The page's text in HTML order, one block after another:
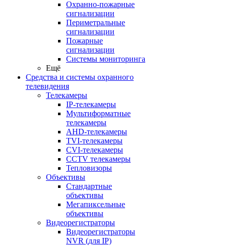
Охранно-пожарные
сигнализации
Периметральные
сигнализации
Пожарные
сигнализации
Системы мониторинга
Ещё
Средства и системы охранного
телевидения
Телекамеры
IP-телекамеры
Мультиформатные
телекамеры
AHD-телекамеры
TVI-телекамеры
CVI-телекамеры
CCTV телекамеры
Тепловизоры
Объективы
Стандартные
объективы
Мегапиксельные
объективы
Видеорегистраторы
Видеорегистраторы
NVR (для IP)